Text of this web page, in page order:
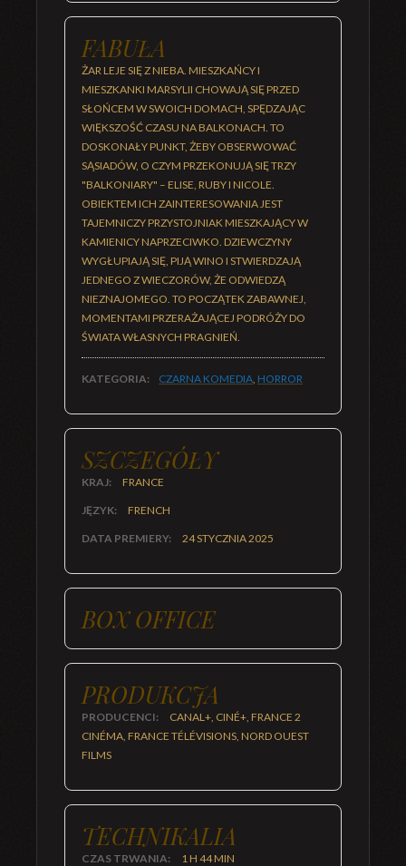
FABUŁA
ŻAR LEJE SIĘ Z NIEBA. MIESZKAŃCY I
MIESZKANKI MARSYLII CHOWAJĄ SIĘ PRZED
SŁOŃCEM W SWOICH DOMACH, SPĘDZAJĄC
WIĘKSZOŚĆ CZASU NA BALKONACH. TO
DOSKONAŁY PUNKT, ŻEBY OBSERWOWAĆ
SĄSIADÓW, O CZYM PRZEKONUJĄ SIĘ TRZY
"BALKONIARY" – ELISE, RUBY I NICOLE.
OBIEKTEM ICH ZAINTERESOWANIA JEST
TAJEMNICZY PRZYSTOJNIAK MIESZKAJĄCY W
KAMIENICY NAPRZECIWKO. DZIEWCZYNY
WYGŁUPIAJĄ SIĘ, PIJĄ WINO I STWIERDZAJĄ
JEDNEGO Z WIECZORÓW, ŻE ODWIEDZĄ
NIEZNAJOMEGO. TO POCZĄTEK ZABAWNEJ,
MOMENTAMI PRZERAŻAJĄCEJ PODRÓŻY DO
ŚWIATA WŁASNYCH PRAGNIEŃ.
KATEGORIA: CZARNA KOMEDIA, HORROR
SZCZEGÓŁY
KRAJ: FRANCE
JĘZYK: FRENCH
DATA PREMIERY: 24 STYCZNIA 2025
BOX OFFICE
PRODUKCJA
PRODUCENCI:
CANAL+, CINÉ+, FRANCE 2
CINÉMA, FRANCE TÉLÉVISIONS, NORD OUEST
FILMS
TECHNIKALIA
CZAS TRWANIA: 1 H 44 MIN